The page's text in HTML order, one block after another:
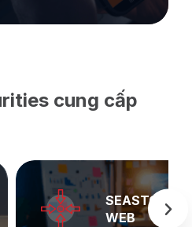
cung cấp